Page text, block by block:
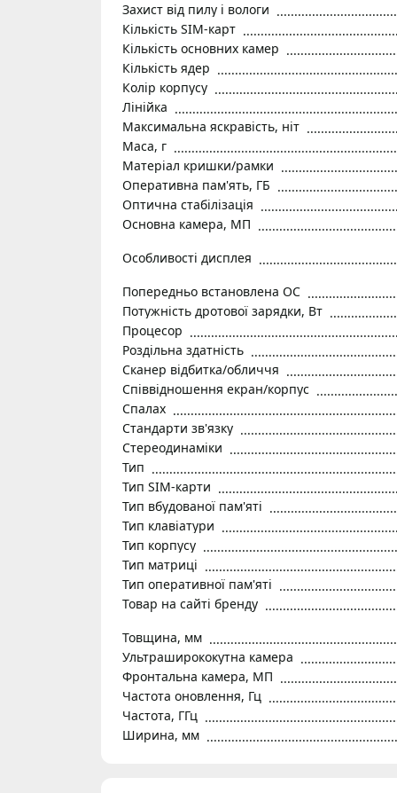
Захист від пилу і вологи
Кількість SIM-карт
Кількість основних камер
Кількість ядер
Колір корпусу
Лінійка
Максимальна яскравість, ніт
Маса, г
Матеріал кришки/рамки
Оперативна пам'ять, ГБ
Оптична стабілізація
Основна камера, МП
Особливості дисплея
Попередньо встановлена ОС
Потужність дротової зарядки, Вт
Процесор
Роздільна здатність
Сканер відбитка/обличчя
Співвідношення екран/корпус
Спалах
Стандарти зв'язку
Стереодинаміки
Тип
Тип SIM-карти
Тип вбудованої пам'яті
Тип клавіатури
Тип корпусу
Тип матриці
Тип оперативної пам'яті
Товар на сайті бренду
Товщина, мм
Ультраширококутна камера
Фронтальна камера, МП
Частота оновлення, Гц
Частота, ГГц
Ширина, мм